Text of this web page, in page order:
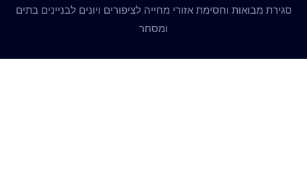
סגירת מבואות וחסימת אזורי מחייה לציפורים ויונים לבניינים בתים
ומסחר